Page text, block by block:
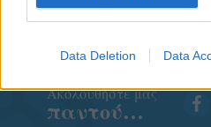
Data Deletion Data
Aκολουθήστε μας
παντού…